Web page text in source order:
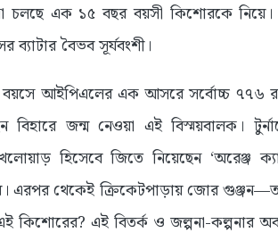
এক ১৫ বছর বয়সী কিশোরকে নিয়ে।
ব্যাটার বৈভব সূর্যবংশী।
বয়সে আইপিএলের এক আসরে সর্বোচ্চ ৭৭৬
জন্ম নেওয়া এই বিস্ময়বালক।
হিসেবে জিতে নিয়েছেন ‘অরেঞ্জ
এরপর থেকেই ক্রিকেটপাড়ায় জোর
কিশোরের? এই বিতর্ক ও জল্পনা-কল্পনার